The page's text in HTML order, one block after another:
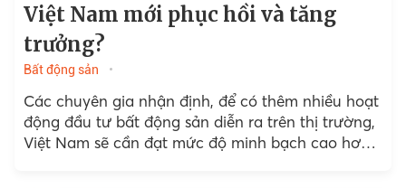
Việt Nam mới phục hồi và tăng
trưởng?
Bất động sản
Các chuyên gia nhận định, để có thêm nhiều hoạt
động đầu tư bất động sản diễn ra trên thị trường,
Việt Nam sẽ cần đạt mức độ minh bạch cao hơn,